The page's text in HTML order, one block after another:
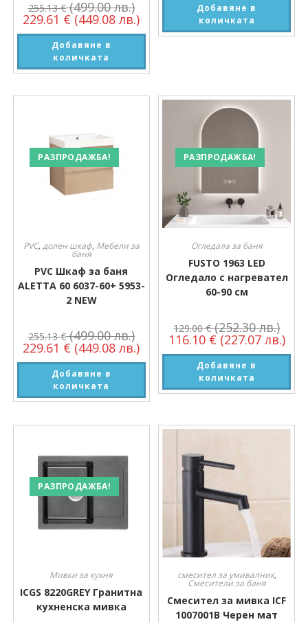
255.13€ (499.00 лв.)
229.61 € (449.08 лв.)
Добавяне в
количката
Добавяне в
количката
РАЗПРОДАЖБА!
PVC,долен шкаф, Мебели за
баня
PVC Шкаф за баня
ALETTA 60 6037-60+ 5953-
2 NEW
255.13€ (499.00 лв.)
229.61 € (449.08 лв.)
Добавяне в
количката
РАЗПРОДАЖБА!
Огледала за баня
FUSTO 1963 LED
Огледало с нагревател
60-90 см
129.00€ (252.30 лв.)
116.10 € (227.07 лв.)
Добавяне в
количката
РАЗПРОДАЖБА!
Мивки за кухня
ICGS 8220GREY Гранитна
кухненска мивка
смесител за умивалник,
Смесители за баня
Смесител за мивка ICF
1007001B Черен мат